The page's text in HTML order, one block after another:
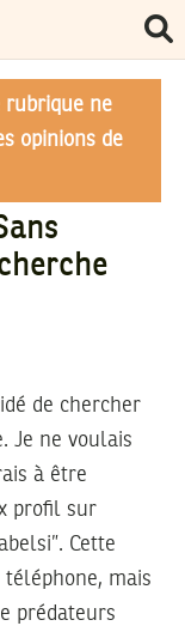
rubrique ne
opinions de
de chercher
Je ne voulais
à être
profil sur
Cette
téléphone, mais
prédateurs